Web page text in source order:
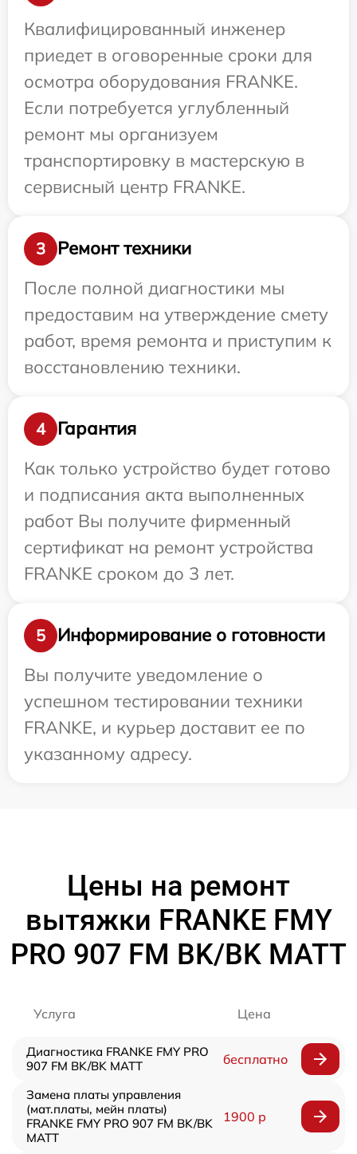
Квалифицированный инженер
приедет в оговоренные сроки для
осмотра оборудования FRANKE.
Если потребуется углубленный
ремонт мы организуем
транспортировку в мастерскую в
сервисный центр FRANKE.
3
Ремонт техники
После полной диагностики мы
предоставим на утверждение смету
работ, время ремонта и приступим к
восстановлению техники.
4
Гарантия
Как только устройство будет готово
и подписания акта выполненных
работ Вы получите фирменный
сертификат на ремонт устройства
FRANKE сроком до 3 лет.
5
Информирование о готовности
Вы получите уведомление о
успешном тестировании техники
FRANKE, и курьер доставит ее по
указанному адресу.
Цены на ремонт
вытяжки FRANKE FMY
PRO 907 FM BK/BK MATT
Услуга Цена
Диагностика FRANKE FMY PRO
907 FM BK/BK MATT
бесплатно
Замена платы управления
(мат.платы, мейн платы)
FRANKE FMY PRO 907 FM BK/BK
MATT
1900 р